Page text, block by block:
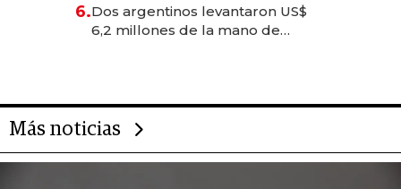
transformadoras
6.Dos argentinos levantaron US$
6,2 millones de la mano de
Más noticias